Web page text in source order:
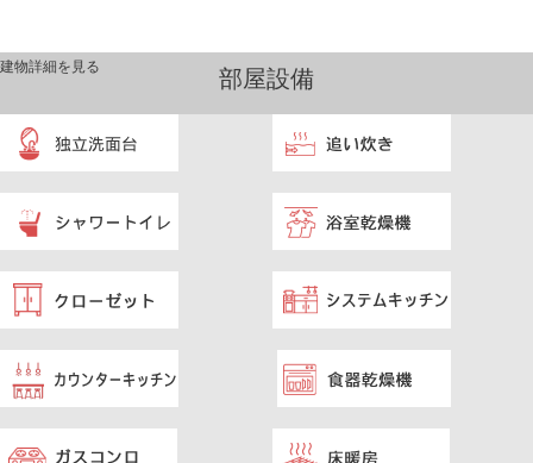
部屋設備
建物詳細を見る